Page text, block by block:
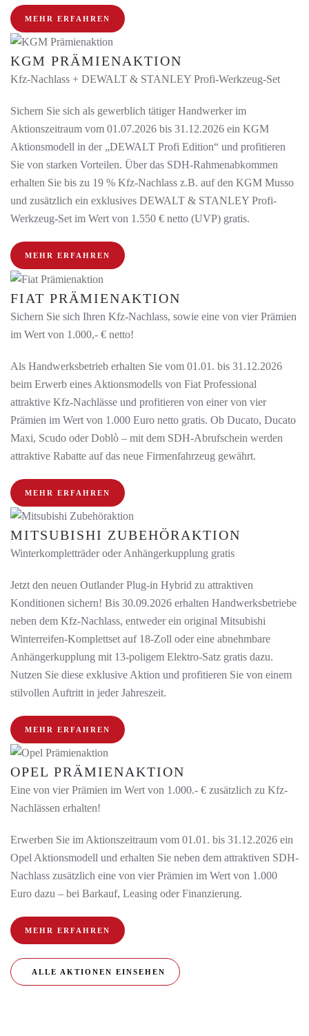
MEHR ERFAHREN
KGM PRÄMIENAKTION
Kfz-Nachlass + DEWALT & STANLEY Profi-Werkzeug-Set
Sichern Sie sich als gewerblich tätiger Handwerker im
Aktionszeitraum vom 01.07.2026 bis 31.12.2026 ein KGM
Aktionsmodell in der „DEWALT Profi Edition“ und profitieren
Sie von starken Vorteilen. Über das SDH-Rahmenabkommen
erhalten Sie bis zu 19 % Kfz-Nachlass z.B. auf den KGM Musso
und zusätzlich ein exklusives DEWALT & STANLEY Profi-
Werkzeug-Set im Wert von 1.550 € netto (UVP) gratis.
MEHR ERFAHREN
FIAT PRÄMIENAKTION
Sichern Sie sich Ihren Kfz-Nachlass, sowie eine von vier Prämien
im Wert von 1.000,- € netto!
Als Handwerksbetrieb erhalten Sie vom 01.01. bis 31.12.2026
beim Erwerb eines Aktionsmodells von Fiat Professional
attraktive Kfz-Nachlässe und profitieren von einer von vier
Prämien im Wert von 1.000 Euro netto gratis. Ob Ducato, Ducato
Maxi, Scudo oder Doblò – mit dem SDH-Abrufschein werden
attraktive Rabatte auf das neue Firmenfahrzeug gewährt.
MEHR ERFAHREN
MITSUBISHI ZUBEHÖRAKTION
Winterkompletträder oder Anhängerkupplung gratis
Jetzt den neuen Outlander Plug-in Hybrid zu attraktiven
Konditionen sichern! Bis 30.09.2026 erhalten Handwerksbetriebe
neben dem Kfz-Nachlass, entweder ein original Mitsubishi
Winterreifen-Komplettset auf 18-Zoll oder eine abnehmbare
Anhängerkupplung mit 13-poligem Elektro-Satz gratis dazu.
Nutzen Sie diese exklusive Aktion und profitieren Sie von einem
stilvollen Auftritt in jeder Jahreszeit.
MEHR ERFAHREN
OPEL PRÄMIENAKTION
Eine von vier Prämien im Wert von 1.000.- € zusätzlich zu Kfz-
Nachlässen erhalten!
Erwerben Sie im Aktionszeitraum vom 01.01. bis 31.12.2026 ein
Opel Aktionsmodell und erhalten Sie neben dem attraktiven SDH-
Nachlass zusätzlich eine von vier Prämien im Wert von 1.000
Euro dazu – bei Barkauf, Leasing oder Finanzierung.
MEHR ERFAHREN
ALLE AKTIONEN EINSEHEN